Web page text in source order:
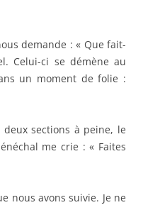
avons suivie. Je ne
blessés, je monte sur le
sont pas sortis, gueule
». On me regarde sans
doute qu’on me croit
filez là-haut, marchez,
vite » ; je crie à tout le
Couchez-vous, couchés
qu’on me faisait ; le